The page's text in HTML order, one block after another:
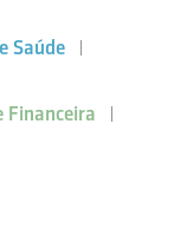
Saúde
Financeira